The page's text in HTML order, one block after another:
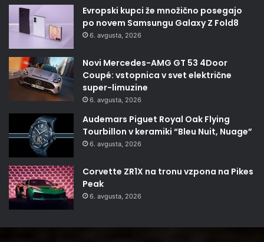
Evropski kupci že množično posegajo
po novem Samsungu Galaxy Z Fold8
6. avgusta, 2026
Novi Mercedes-AMG GT 53 4Door
Coupé: vstopnica v svet električne
super-limuzine
6. avgusta, 2026
Audemars Piguet Royal Oak Flying
Tourbillon v keramiki “Bleu Nuit, Nuage”
6. avgusta, 2026
Corvette ZR1X na tronu vzpona na Pikes
Peak
6. avgusta, 2026